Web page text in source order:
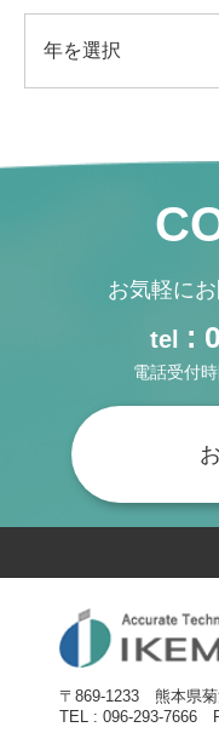
お気軽に
tel :
電話受付
〒869-1233
熊本県
TEL : 096-293-7666